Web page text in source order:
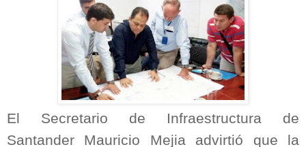
El Secretario de Infraestructura de
Santander Mauricio Mejia advirtió que la